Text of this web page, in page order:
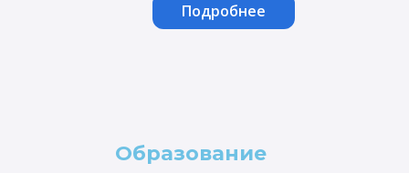
Подробнее
Образование